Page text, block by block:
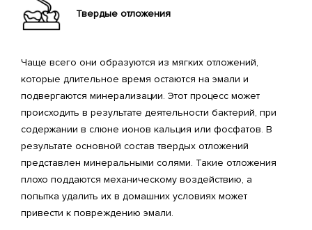
Твердые отложения
Чаще всего они образуются из мягких отложений,
которые длительное время остаются на эмали и
подвергаются минерализации. Этот процесс может
происходить в результате деятельности бактерий, при
содержании в слюне ионов кальция или фосфатов. В
результате основной состав твердых отложений
представлен минеральными солями. Такие отложения
плохо поддаются механическому воздействию, а
попытка удалить их в домашних условиях может
привести к повреждению эмали.